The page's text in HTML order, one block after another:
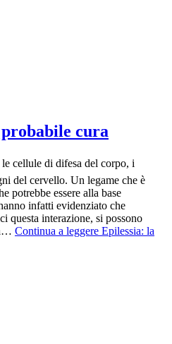
cura
le cellule di difesa del corpo, i
del cervello. Un legame che è
potrebbe essere alla base
infatti evidenziato che
questa interazione, si possono
Continua a leggere Epilessia: la